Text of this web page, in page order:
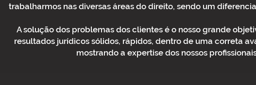
trabalharmos nas diversas áreas do direito, sendo um
A solução dos problemas dos clientes é o nosso grande
resultados jurídicos sólidos, rápidos, dentro de uma correta
mostrando a expertise dos nossos